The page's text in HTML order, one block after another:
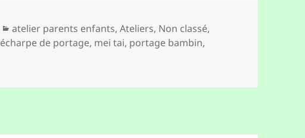
Catégories
atelier parents enfants,Ateliers, Non classé,
écharpe de portage, mei tai, portage bambin,